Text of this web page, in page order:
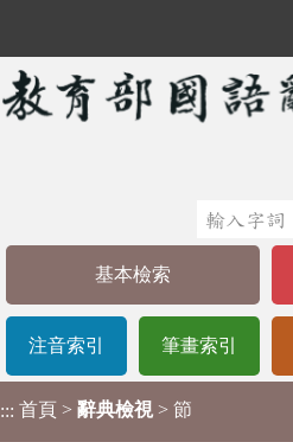
基本檢索
注音索引 筆畫索引
::: 首頁 > 辭典檢視 > 節